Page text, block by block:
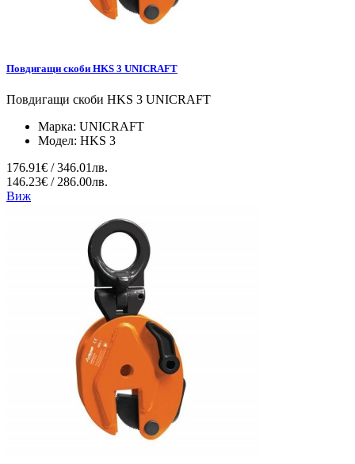
Повдигащи скоби HKS 3 UNICRAFT
Повдигащи скоби HKS 3 UNICRAFT
Марка: UNICRAFT
Модел: HKS 3
176.91€ / 346.01лв.
146.23€ / 286.00лв.
Виж